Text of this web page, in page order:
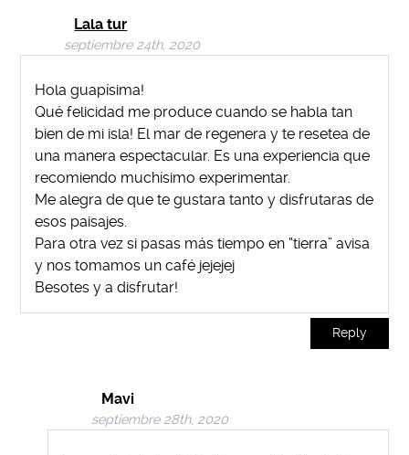
Lala tur
septiembre 24th, 2020
Hola guapísima!
Qué felicidad me produce cuando se habla tan
bien de mi isla! El mar de regenera y te resetea de
una manera espectacular. Es una experiencia que
recomiendo muchísimo experimentar.
Me alegra de que te gustara tanto y disfrutaras de
esos paisajes.
Para otra vez si pasas más tiempo en “tierra” avisa
y nos tomamos un café jejejej
Besotes y a disfrutar!
Reply
Mavi
septiembre 28th, 2020